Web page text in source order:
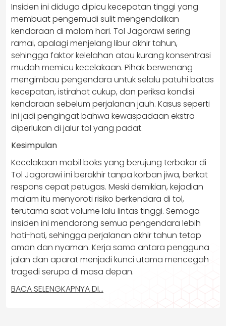
Insiden ini diduga dipicu kecepatan tinggi yang
membuat pengemudi sulit mengendalikan
kendaraan di malam hari. Tol Jagorawi sering
ramai, apalagi menjelang libur akhir tahun,
sehingga faktor kelelahan atau kurang konsentrasi
mudah memicu kecelakaan. Pihak berwenang
mengimbau pengendara untuk selalu patuhi batas
kecepatan, istirahat cukup, dan periksa kondisi
kendaraan sebelum perjalanan jauh. Kasus seperti
ini jadi pengingat bahwa kewaspadaan ekstra
diperlukan di jalur tol yang padat.
Kesimpulan
Kecelakaan mobil boks yang berujung terbakar di
Tol Jagorawi ini berakhir tanpa korban jiwa, berkat
respons cepat petugas. Meski demikian, kejadian
malam itu menyoroti risiko berkendara di tol,
terutama saat volume lalu lintas tinggi. Semoga
insiden ini mendorong semua pengendara lebih
hati-hati, sehingga perjalanan akhir tahun tetap
aman dan nyaman. Kerja sama antara pengguna
jalan dan aparat menjadi kunci utama mencegah
tragedi serupa di masa depan.
BACA SELENGKAPNYA DI…